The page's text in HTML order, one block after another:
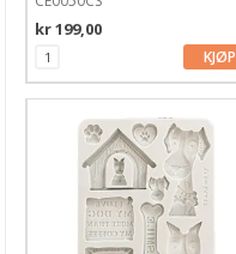
kr 199,00
KJØP